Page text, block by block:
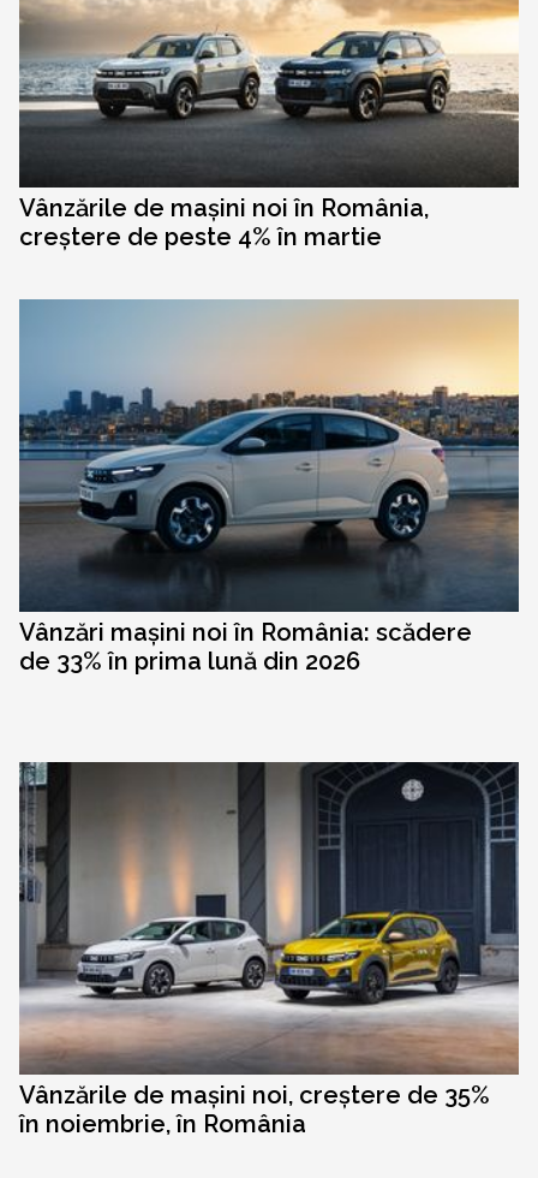
Vânzările de mașini noi în România,
creștere de peste 4% în martie
Vânzări mașini noi în România: scădere
de 33% în prima lună din 2026
Vânzările de mașini noi, creștere de 35%
în noiembrie, în România